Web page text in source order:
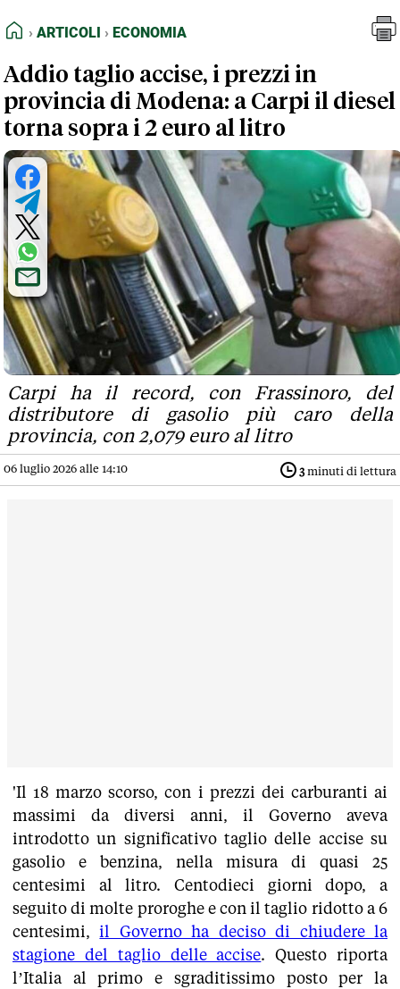
FEED RSS
NORMATIVE DEONTOLOGICHE
TERMINI e CONDIZIONI
HOME
ARTICOLI ECONOMIA
Addio taglio accise, i prezzi in
provincia di Modena: a Carpi il diesel
torna sopra i 2 euro al litro
Carpi ha il record, con Frassinoro, del
distributore di gasolio più caro della
provincia, con 2,079 euro al litro
06 luglio 2026 alle 14:10 3minuti di lettura
'Il 18 marzo scorso, con i prezzi dei carburanti ai
massimi da diversi anni, il Governo aveva
introdotto un significativo taglio delle accise su
gasolio e benzina, nella misura di quasi 25
centesimi al litro. Centodieci giorni dopo, a
seguito di molte proroghe e con il taglio ridotto a 6
centesimi, il Governo ha deciso di chiudere la
stagione del taglio delle accise. Questo riporta
l’Italia al primo e sgraditissimo posto per la